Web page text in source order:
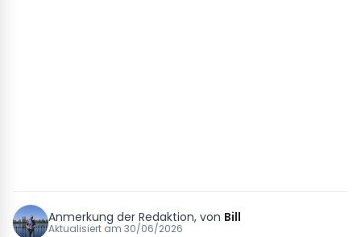
Anmerkung der Redaktion, von Bill
Aktualisiert am 30/06/2026